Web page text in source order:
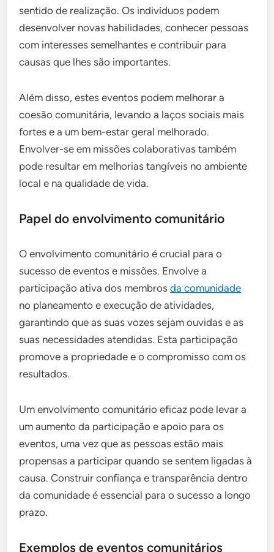
sentido de realização. Os indivíduos podem
desenvolver novas habilidades, conhecer pessoas
com interesses semelhantes e contribuir para
causas que lhes são importantes.
Além disso, estes eventos podem melhorar a
coesão comunitária, levando a laços sociais mais
fortes e a um bem-estar geral melhorado.
Envolver-se em missões colaborativas também
pode resultar em melhorias tangíveis no ambiente
local e na qualidade de vida.
Papel do envolvimento comunitário
O envolvimento comunitário é crucial para o
sucesso de eventos e missões. Envolve a
participação ativa dos membrosda comunidade
no planeamento e execução de atividades,
garantindo que as suas vozes sejam ouvidas e as
suas necessidades atendidas. Esta participação
promove a propriedade e o compromisso com os
resultados.
Um envolvimento comunitário eficaz pode levar a
um aumento da participação e apoio para os
eventos, uma vez que as pessoas estão mais
propensas a participar quando se sentem ligadas à
causa. Construir confiança e transparência dentro
da comunidade é essencial para o sucesso a longo
prazo.
Exemplos de eventos comunitários